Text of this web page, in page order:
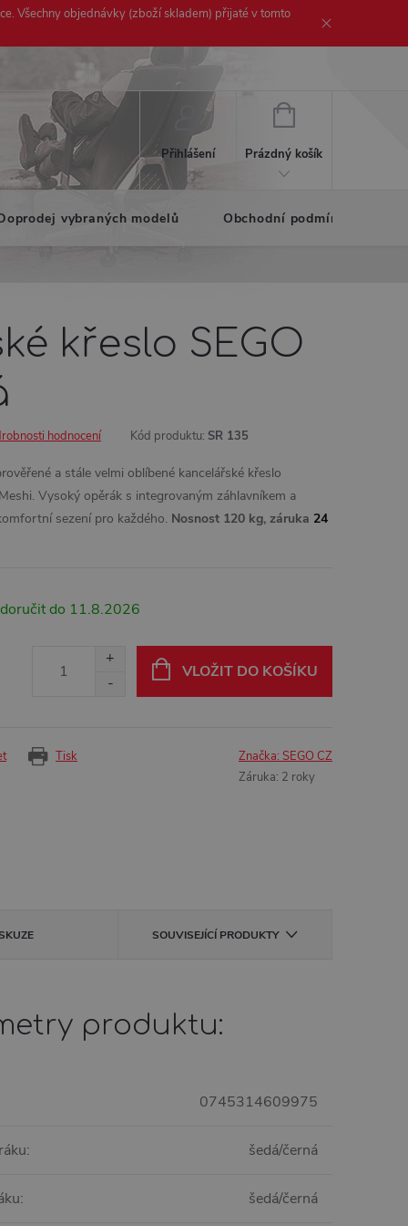
Všechny objednávky (zboží skladem) přijaté v tomto
Přihlášení
Prázdný košík
vybraných modelů Obchodní podmínky
křeslo SEGO
hodnocení Kód produktu: SR 135
a stále velmi oblíbené kancelářské křeslo
Vysoký opěrák s integrovaným záhlavníkem a
sezení pro každého. Nosnost 120 kg, záruka 24
11.8.2026
VLOŽIT DO KOŠÍKU
Tisk Značka: SEGO CZ
Záruka: 2 roky
SOUVISEJÍCÍ PRODUKTY
produktu:
0745314609975
: šedá/černá
: šedá/černá